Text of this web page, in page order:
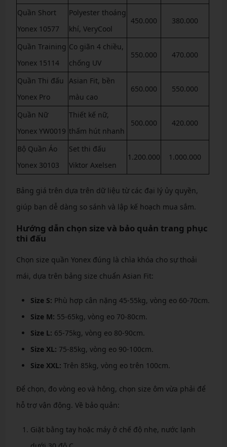
Quần Short
Yonex 10577
Polyester thoáng
khí, VeryCool
450.000 380.000
Quần Training
Yonex 15114
Co giãn 4 chiều,
chống UV
550.000 470.000
Quần Thi đấu
Yonex Pro
Asian Fit, bền
màu cao
650.000 550.000
Quần Nữ
Yonex YW0019
Thiết kế nữ,
thấm hút nhanh
500.000 420.000
Bộ Quần Áo
Yonex 30103
Set thi đấu
Viktor Axelsen
1.200.000 1.000.000
Bảng giá trên dựa trên dữ liệu từ các đại lý ủy quyền,
giúp bạn dễ dàng so sánh và lập kế hoạch mua sắm.
Hướng dẫn chọn size và bảo quản trang phục
thi đấu
Chọn size quần Yonex đúng là chìa khóa cho sự thoải
mái, dựa trên bảng size chuẩn Asian Fit:
Size S: Phù hợp cân nặng 45-55kg, vòng eo 60-70cm.
Size M: 55-65kg, vòng eo 70-80cm.
Size L: 65-75kg, vòng eo 80-90cm.
Size XL: 75-85kg, vòng eo 90-100cm.
Size XXL: Trên 85kg, vòng eo trên 100cm.
Để chọn, đo vòng eo và hông, chọn size ôm vừa phải để
hỗ trợ vận động. Về bảo quản:
Giặt bằng tay hoặc máy ở chế độ nhẹ, nước lạnh